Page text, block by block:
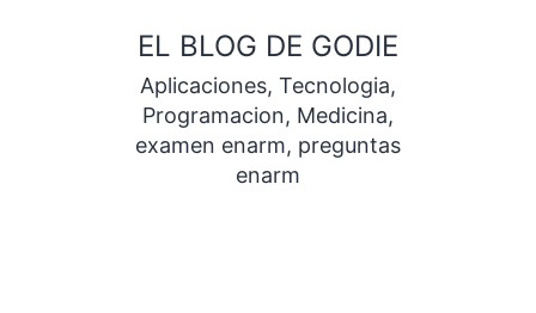
contenido
EL BLOG DE GODIE
Aplicaciones, Tecnologia,
Programacion, Medicina,
examen enarm, preguntas
enarm